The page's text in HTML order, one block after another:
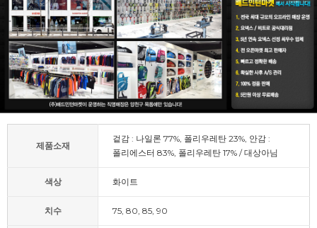
제품소재
겉감 : 나일론 77%, 폴리우레탄 23%, 안감 :
폴리에스터 83%, 폴리우레탄 17% / 대상아님
색상 화이트
치수 75, 80, 85, 90